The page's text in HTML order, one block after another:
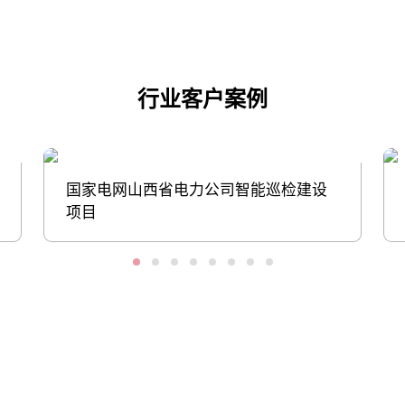
行业客户案例
国家电网山西省电力公司智能巡检建设
项目